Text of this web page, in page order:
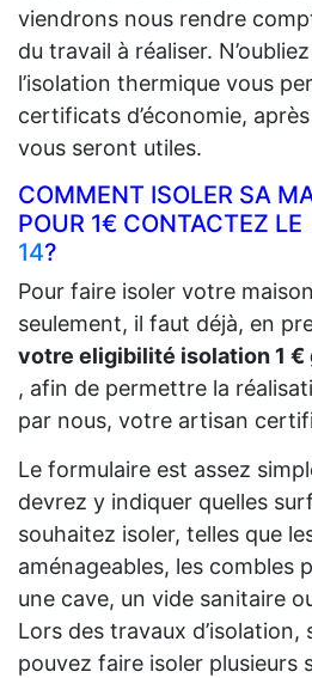
viendrons nous rendre
du travail à réaliser.
l’isolation thermique vous
certificats d’économie,
vous seront utiles.
COMMENT ISOLER SA
POUR 1€ CONTACTEZ
14?
Pour faire isoler votre
seulement, il faut déjà, en
votre eligibilité isolation 1 €
, afin de permettre la
par nous, votre artisan
Le formulaire est assez
devrez y indiquer quelles
souhaitez isoler, telles que
aménageables, les combles
une cave, un vide sanitaire
Lors des travaux d’isolation,
pouvez faire isoler plusieurs